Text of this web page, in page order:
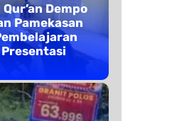
Dempo
Pamekasan